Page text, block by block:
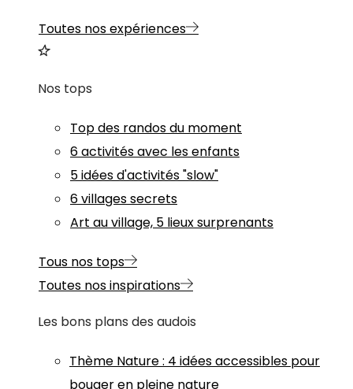
Toutes nos expériences
Nos tops
Top des randos du moment
6 activités avec les enfants
5 idées d'activités "slow"
6 villages secrets
Art au village, 5 lieux surprenants
Tous nos tops
Toutes nos inspirations
Les bons plans des audois
Thème Nature: 4 idées accessibles pour
bouger en pleine nature